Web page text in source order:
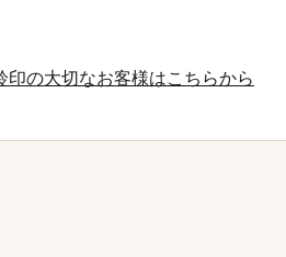
印の大切なお客様はこちらから